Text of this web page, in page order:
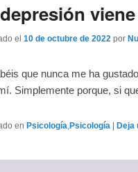
el 10 de octubre de 2022 por
que nunca me ha
Simplemente porque, si
en Psicología,Psicología Deja